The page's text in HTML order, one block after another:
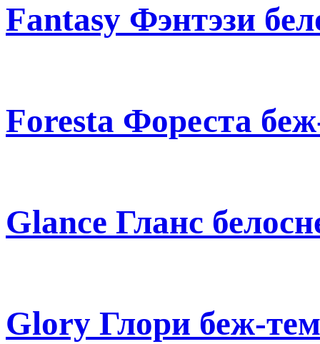
Fantasy Фэнтэзи
Foresta Фореста
Glance Гланc
Glory Глори беж-